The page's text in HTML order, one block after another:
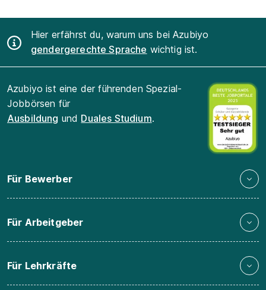
Hier erfährst du, warum uns bei Azubiyo
gendergerechte Sprache wichtig ist.
Azubiyo ist eine der führenden Spezial-
Jobbörsen für
Ausbildung und Duales Studium.
Für Bewerber
Für Arbeitgeber
Für Lehrkräfte